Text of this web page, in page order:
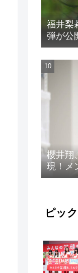
福井梨
弾が公
ト”が
櫻井翔
現！メ
想を得
ピッ